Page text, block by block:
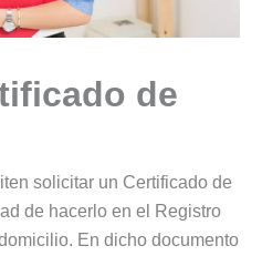
de
solicitar un Certificado de
de hacerlo en el Registro
En dicho documento